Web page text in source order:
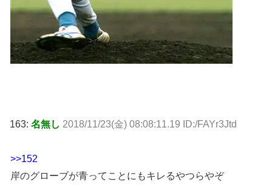
163: 名無し 2018/11/23(金) 08:08:11.19 ID:/FAYr3Jtd
>>152
岸のグローブが青ってことにもキレるやつらやぞ